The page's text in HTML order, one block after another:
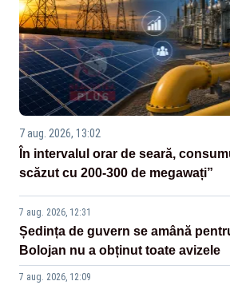
7 aug. 2026, 13:02
În intervalul orar de seară,
scăzut cu 200-300 de megawați”
7 aug. 2026, 12:31
Ședința de guvern se amână
Bolojan nu a obținut toate avizele
7 aug. 2026, 12:09